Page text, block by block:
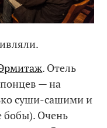
. Отель
— на
суши-сашими и
бобы). Очень